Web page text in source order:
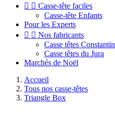
  Casse-tête faciles
Casse-tête Enfants
Pour les Experts
  Nos fabricants
Casse têtes Constantin
Casse têtes du Jura
Marchés de Noël
Accueil
Tous nos casse-têtes
Triangle Box